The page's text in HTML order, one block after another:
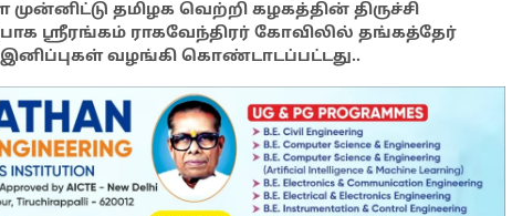
தமிழக வெற்றி கழகத்தின் திருச்சி
ஸ்ரீரங்கம் ராகவேந்திரர் கோவிலில் தங்கத்தேர்
வழங்கி கொண்டாடப்பட்டது..